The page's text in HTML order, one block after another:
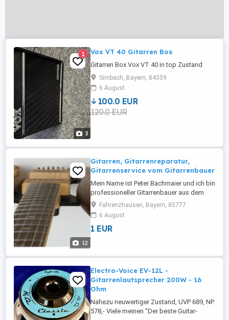
3
1 Vox VT 40 Gitarren Box
Gitarren Box Vox VT 40 in top Zustand
Simbach, Bayern, 84359
6 August
100.0 EUR
120.0 EUR
12
Gitarren, Gitarrenreparatur,
Gitarrenservice vom Gitarrenbauer
Mein Name ist Peter Bachmaier und ich bin
professioneller Gitarrenbauer aus dem
Münchner Norden. Bei mir könnt Ihr Eure
Gitarren reparieren und perfekt einstellen
lassen. Alles zu fairen Preisen. Ich fertige
Euch auch gerne individuelle Gitarren
Fahrenzhausen, Bayern, 85777
6 August
1 EUR
Electro-Voice EV-12L -
Gitarrenlautsprecher 200W - 16
Ohm
Nahezu neuwertiger Zustand, UVP 689, NP
578,- Viele meinen "Der beste Guitar-